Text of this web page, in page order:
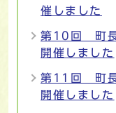
催しました
第10回 町長
開催しました
第11回 町長
開催しました